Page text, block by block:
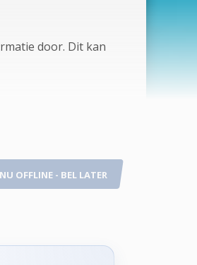
door. Dit kan
OFFLINE - BEL LATER